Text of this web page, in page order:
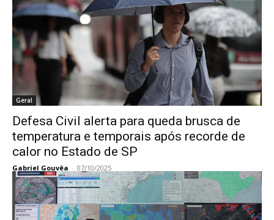
Geral
Defesa Civil alerta para queda brusca de
temperatura e temporais após recorde de
calor no Estado de SP
Gabriel Gouvêa - 07/10/2025